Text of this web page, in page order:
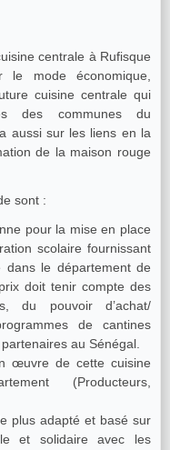
centrale à Rufisque
mode économique,
cuisine centrale qui
des communes du
aussi sur les liens en la
de la maison rouge
sont :
pour la mise en place
scolaire fournissant
le département de
doit tenir compte des
du pouvoir d’achat/
de cantines
au Sénégal.
œuvre de cette cuisine
(Producteurs,
plus adapté et basé sur
et solidaire avec les